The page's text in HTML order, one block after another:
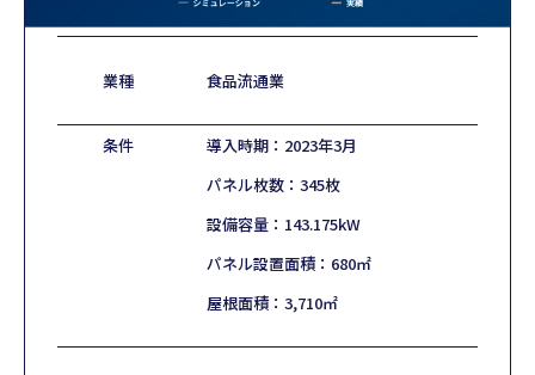
業種 食品流通業
条件
導入時期：2023年3月
パネル枚数：345枚
設備容量：143.175kW
パネル設置面積：680㎡
屋根面積：3,710㎡